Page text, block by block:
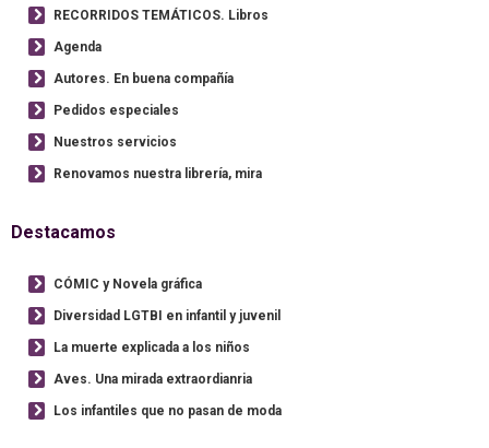
RECORRIDOS TEMÁTICOS. Libros
Agenda
Autores. En buena compañía
Pedidos especiales
Nuestros servicios
Renovamos nuestra librería, mira
Destacamos
CÓMIC y Novela gráfica
Diversidad LGTBI en infantil y juvenil
La muerte explicada a los niños
Aves. Una mirada extraordianria
Los infantiles que no pasan de moda